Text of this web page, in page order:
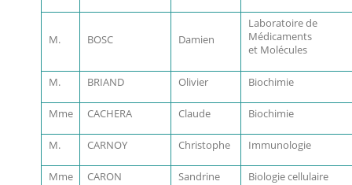
M. BOSC Damien
Laboratoire de
Médicaments
et Molécules
M. BRIAND Olivier Biochimie
Mme CACHERA Claude Biochimie
M. CARNOY Christophe Immunologie
Mme CARON Sandrine Biologie cellulaire